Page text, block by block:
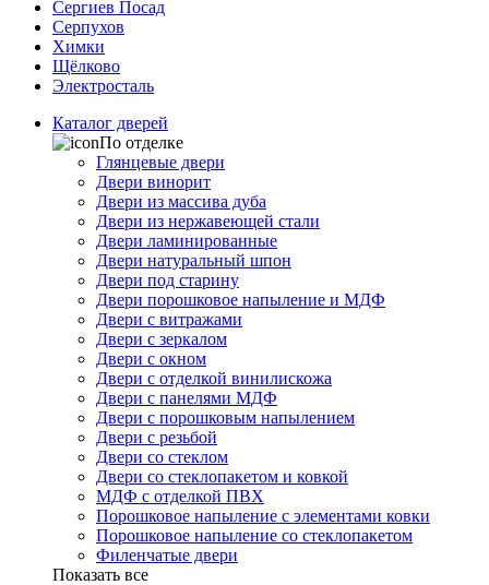
Сергиев Посад
Серпухов
Химки
Щёлково
Электросталь
Каталог дверей
По отделке
Глянцевые двери
Двери винорит
Двери из массива дуба
Двери из нержавеющей стали
Двери ламинированные
Двери натуральный шпон
Двери под старину
Двери порошковое напыление и МДФ
Двери с витражами
Двери с зеркалом
Двери с окном
Двери с отделкой винилискожа
Двери с панелями МДФ
Двери с порошковым напылением
Двери с резьбой
Двери со стеклом
Двери со стеклопакетом и ковкой
МДФ с отделкой ПВХ
Порошковое напыление с элементами ковки
Порошковое напыление со стеклопакетом
Филенчатые двери
Показать все